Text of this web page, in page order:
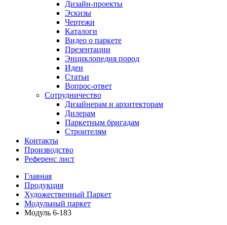
Дизайн-проекты
Эскизы
Чертежи
Каталоги
Видео о паркете
Презентации
Энциклопедия пород
Идеи
Статьи
Вопрос-ответ
Сотрудничество
Дизайнерам и архитекторам
Дилерам
Паркетным бригадам
Строителям
Контакты
Производство
Референс лист
Главная
Продукция
Художественный Паркет
Модульный паркет
Модуль 6-183